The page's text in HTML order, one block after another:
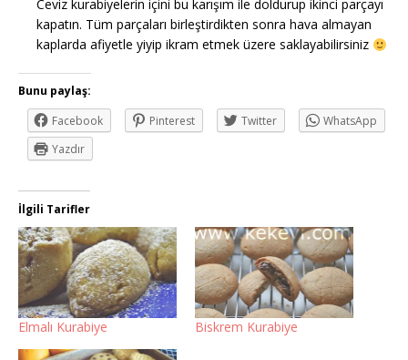
Ceviz kurabiyelerin içini bu karışım ile doldurup ikinci parçayı
kapatın. Tüm parçaları birleştirdikten sonra hava almayan
kaplarda afiyetle yiyip ikram etmek üzere saklayabilirsiniz
Bunu paylaş:
Facebook
Pinterest Twitter
WhatsApp
Yazdır
İlgili Tarifler
Elmalı Kurabiye Biskrem Kurabiye